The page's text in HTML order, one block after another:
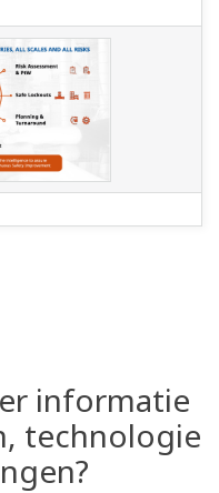
informatie
technologie